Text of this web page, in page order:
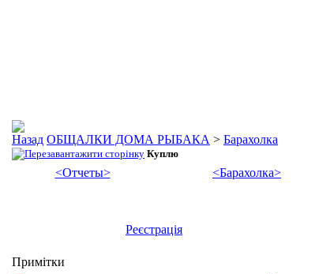
ОБЩАЛКИ ДОМА РЫБАКА > Барахолка
Куплю
<Отчеты>
<Барахолка>
Реєстрація
Примітки